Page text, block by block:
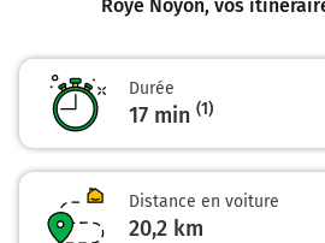
Roye Noyon, vos
Durée
17 min (1)
Distance en voiture
20,2 km